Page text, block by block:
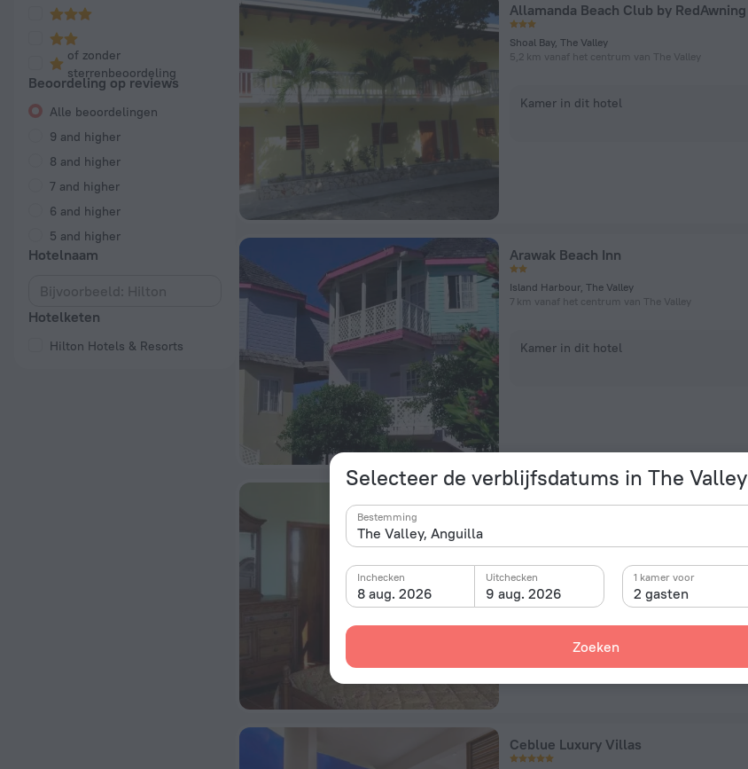
Selecteer de verblijfsdatums in The Valley
Bestemming
8 aug. 2026
Inchecken
9 aug. 2026
Uitchecken
2 gasten
1 kamer voor
Zoeken
of zonder
sterrenbeoordeling
Beoordeling op reviews
Alle beoordelingen
9 and higher
8 and higher
7 and higher
6 and higher
5 and higher
Hotelnaam
Hotelketen
Hilton Hotels & Resorts
Allamanda Beach Club by RedAwning
Shoal Bay, The Valley
5,2 km vanaf het centrum van The Valley
Kamer in dit hotel
Arawak Beach Inn
Island Harbour, The Valley
7 km vanaf het centrum van The Valley
Kamer in dit hotel
2,7 km vanaf het centrum van The Valley
Kamer in dit hotel
Ceblue Luxury Villas